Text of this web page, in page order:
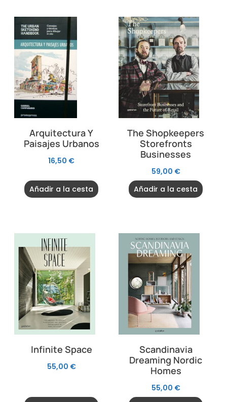
Arquitectura Y
Paisajes Urbanos
16,50 €
Añadir a la cesta
The Shopkeepers
Storefronts
Businesses
59,00 €
Añadir a la cesta
Infinite Space
55,00 €
Scandinavia
Dreaming Nordic
Homes
55,00 €